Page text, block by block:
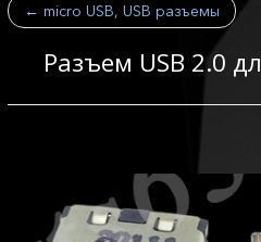
← micro USB, USB разъемы
Разъем USB 2.0